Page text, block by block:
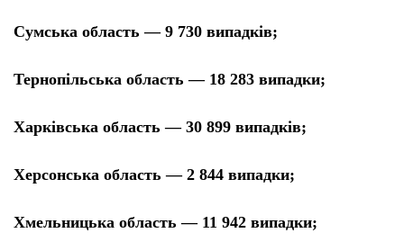
Сумська область — 9 730 випадків;
Тернопільська область — 18 283 випадки;
Харківська область — 30 899 випадків;
Херсонська область — 2 844 випадки;
Хмельницька область — 11 942 випадки;